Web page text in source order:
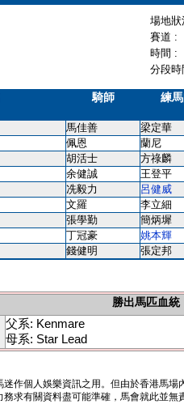
場地
賽道 :
時間 :
分段
騎師 練
馬佳善 梁定華
佩恩 蘭尼
胡活士 方祿麟
余健誠 王登平
冼毅力 呂健威
文羅 李立細
張學勤 簡炳墀
丁冠豪 姚本輝
錢健明
張定邦
勝出馬匹血統
父系: Kenmare
母系: Star Lead
作個人娛樂資訊之用。但由於香港馬
求有關資料盡可能準確，馬會就此並